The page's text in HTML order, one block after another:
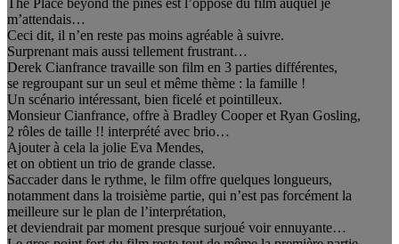
The Place beyond the pines est l’opposé du film auquel je
m’attendais…
Ceci dit, il n’en reste pas moins agréable à suivre.
Surprenant mais aussi tellement frustrant…
Derek Cianfrance travaille son film en 3 parties différentes,
se regroupant sur un seul et même thème : la famille !
Un scénario intéressant, bien ficelé et pointilleux.
Monsieur Cianfrance, offre à Bradley Cooper et Ryan Gosling,
2 rôles de taille !! interprété avec brio…
Ajouter à cela la jolie Eva Mendes,
et on obtient un trio de grande classe.
Saccader dans le rythme, le film offre quelques longueurs,
notamment dans la troisième partie, qui n’est pas forcément la
meilleure sur le plan de l’interprétation,
et deviendrait par moment presque surjoué voir ennuyante…